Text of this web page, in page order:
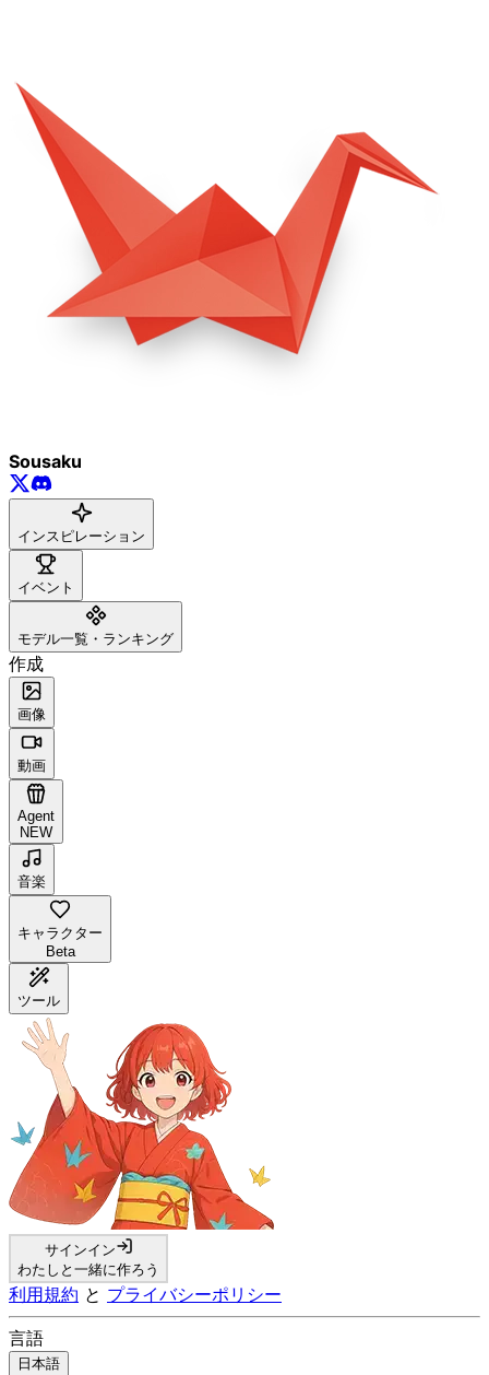
Sousaku
インスピレーション
イベント
モデル一覧・ランキング
作成
画像
動画
Agent
NEW
音楽
キャラクター
Beta
ツール
サインイン
わたしと一緒に作ろう
利用規約 と プライバシーポリシー
言語
日本語